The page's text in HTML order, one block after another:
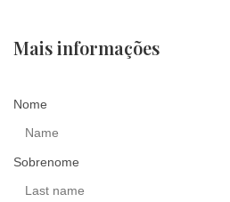
Mais informações
Nome
Sobrenome